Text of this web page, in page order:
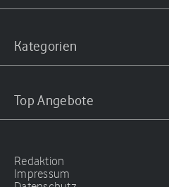
Kategorien
Top Angebote
Redaktion
Impressum